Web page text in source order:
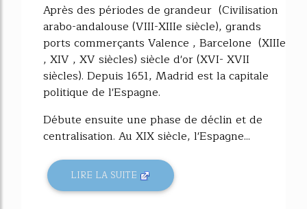
Après des périodes de grandeur (Civilisation
arabo-andalouse (VIII-XIIIe siècle), grands
ports commerçants Valence , Barcelone (XIIIe
, XIV , XV siècles) siècle d'or (XVI- XVII
siècles). Depuis 1651, Madrid est la capitale
politique de l'Espagne.
Débute ensuite une phase de déclin et de
centralisation. Au XIX siècle, l'Espagne...
LIRE LA SUITE